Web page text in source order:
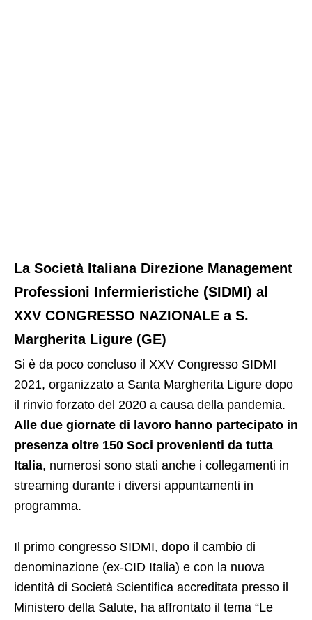
La Società Italiana Direzione Management
Professioni Infermieristiche (SIDMI) al
XXV CONGRESSO NAZIONALE a S.
Margherita Ligure (GE)
Si è da poco concluso il XXV Congresso SIDMI
2021, organizzato a Santa Margherita Ligure dopo
il rinvio forzato del 2020 a causa della pandemia.
Alle due giornate di lavoro hanno partecipato in
presenza oltre 150 Soci provenienti da tutta
Italia, numerosi sono stati anche i collegamenti in
streaming durante i diversi appuntamenti in
programma.
Il primo congresso SIDMI, dopo il cambio di
denominazione (ex-CID Italia) e con la nuova
identità di Società Scientifica accreditata presso il
Ministero della Salute, ha affrontato il tema “Le